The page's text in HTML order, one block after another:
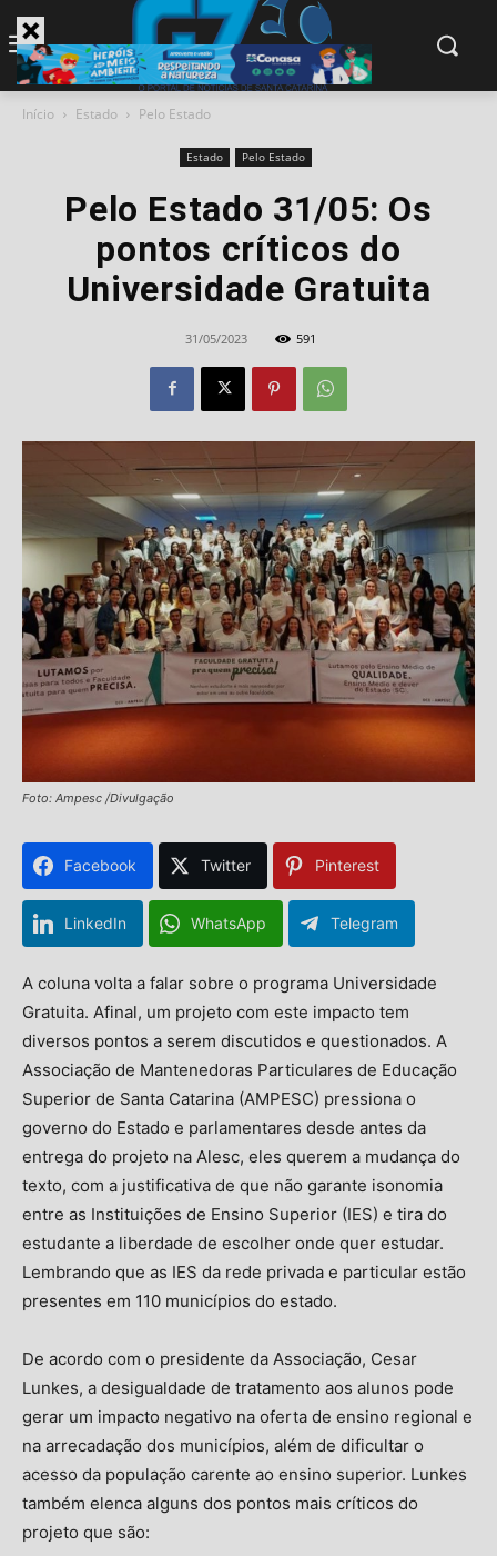
Início Estado Pelo Estado
Estado Pelo Estado
Pelo Estado 31/05: Os
pontos críticos do
Universidade Gratuita
31/05/2023 591
Foto: Ampesc /Divulgação
Facebook Twitter Pinterest
LinkedIn WhatsApp Telegram
A coluna volta a falar sobre o programa Universidade
Gratuita. Afinal, um projeto com este impacto tem
diversos pontos a serem discutidos e questionados. A
Associação de Mantenedoras Particulares de Educação
Superior de Santa Catarina (AMPESC) pressiona o
governo do Estado e parlamentares desde antes da
entrega do projeto na Alesc, eles querem a mudança do
texto, com a justificativa de que não garante isonomia
entre as Instituições de Ensino Superior (IES) e tira do
estudante a liberdade de escolher onde quer estudar.
Lembrando que as IES da rede privada e particular estão
presentes em 110 municípios do estado.
De acordo com o presidente da Associação, Cesar
Lunkes, a desigualdade de tratamento aos alunos pode
gerar um impacto negativo na oferta de ensino regional e
na arrecadação dos municípios, além de dificultar o
acesso da população carente ao ensino superior. Lunkes
também elenca alguns dos pontos mais críticos do
projeto que são:
modal-check